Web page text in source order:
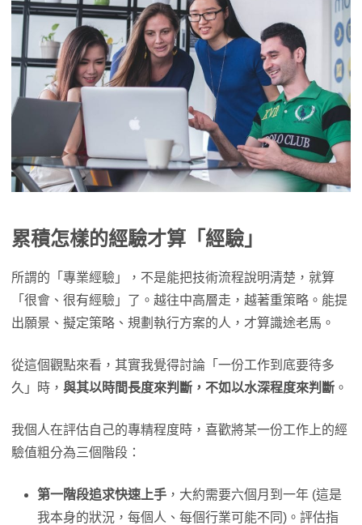
累積怎樣的經驗才算「經驗」
所謂的「專業經驗」，不是能把技術流程說明清楚，就算
「很會、很有經驗」了。越往中高層走，越著重策略。能提
出願景、擬定策略、規劃執行方案的人，才算識途老馬。
從這個觀點來看，其實我覺得討論「一份工作到底要待多
久」時， 與其以時間長度來判斷，不如以水深程度來判斷 。
我個人在評估自己的專精程度時，喜歡將某一份工作上的經
驗值粗分為三個階段：
第一階段追求快速上手 ，大約需要六個月到一年 (這是
我本身的狀況，每個人、每個行業可能不同)。評估指